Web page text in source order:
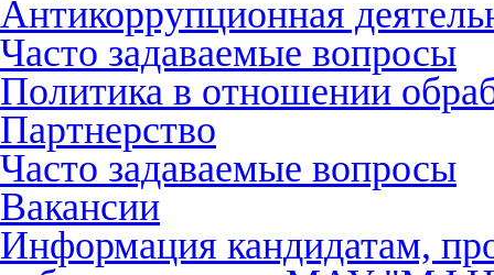
Антикоррупционная
Часто задаваемые вопросы
Политика в отношении
Партнерство
Часто задаваемые вопросы
Вакансии
Информация кандидатам,